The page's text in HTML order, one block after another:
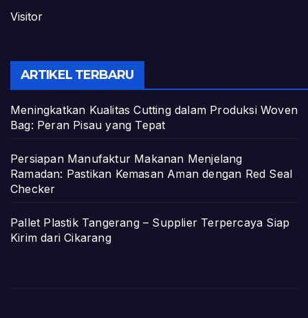
Visitor
ARTIKEL TERBARU
Meningkatkan Kualitas Cutting dalam Produksi Woven
Bag: Peran Pisau yang Tepat
Persiapan Manufaktur Makanan Menjelang
Ramadan: Pastikan Kemasan Aman dengan Red Seal
Checker
Pallet Plastik Tangerang – Supplier Terpercaya Siap
Kirim dari Cikarang